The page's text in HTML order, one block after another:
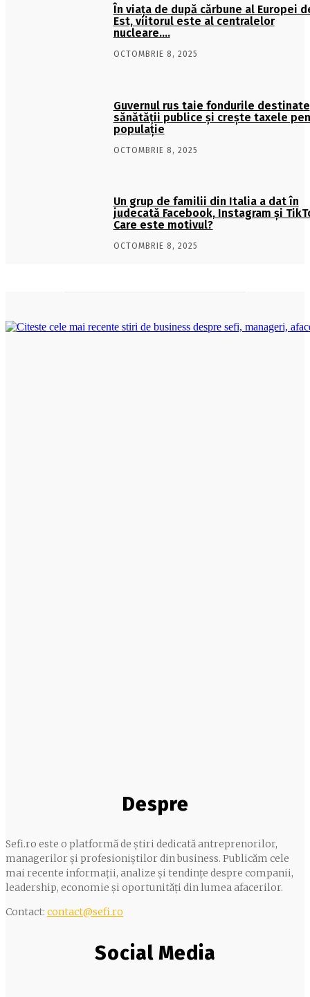
În viaţa de după cărbune al Europei
Est, viitorul este al centralelor
nucleare….
OCTOMBRIE 8, 2025
Guvernul rus taie fondurile destinate
sănătății publice și crește taxele
populație
OCTOMBRIE 8, 2025
Un grup de familii din Italia a dat în
judecată Facebook, Instagram și
Care este motivul?
OCTOMBRIE 8, 2025
Despre
Sefi.ro este o platformă de știri dedicată antreprenorilor,
managerilor și profesioniștilor din business. Publicăm cele
mai recente informații, analize și tendințe despre companii,
leadership, economie și oportunități din lumea afacerilor.
Contact: contact@sefi.ro
Social Media